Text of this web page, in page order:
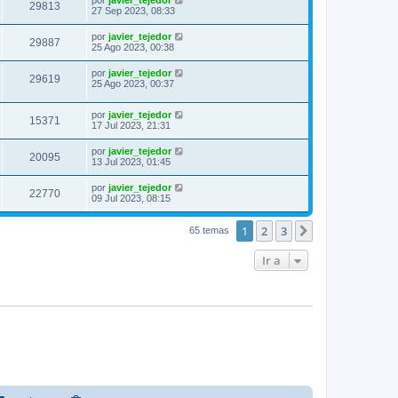
29813
27 Sep 2023, 08:33
29887 por javier_tejedor
25 Ago 2023, 00:38
29619 por javier_tejedor
25 Ago 2023, 00:37
15371 por javier_tejedor
17 Jul 2023, 21:31
20095 por javier_tejedor
13 Jul 2023, 01:45
22770 por javier_tejedor
09 Jul 2023, 08:15
65 temas 1 2 3
Ir a